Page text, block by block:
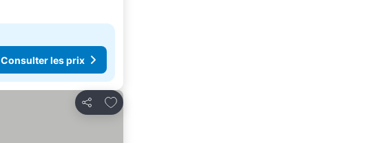
Consulter les prix
Partager
Ajouter à mes favoris